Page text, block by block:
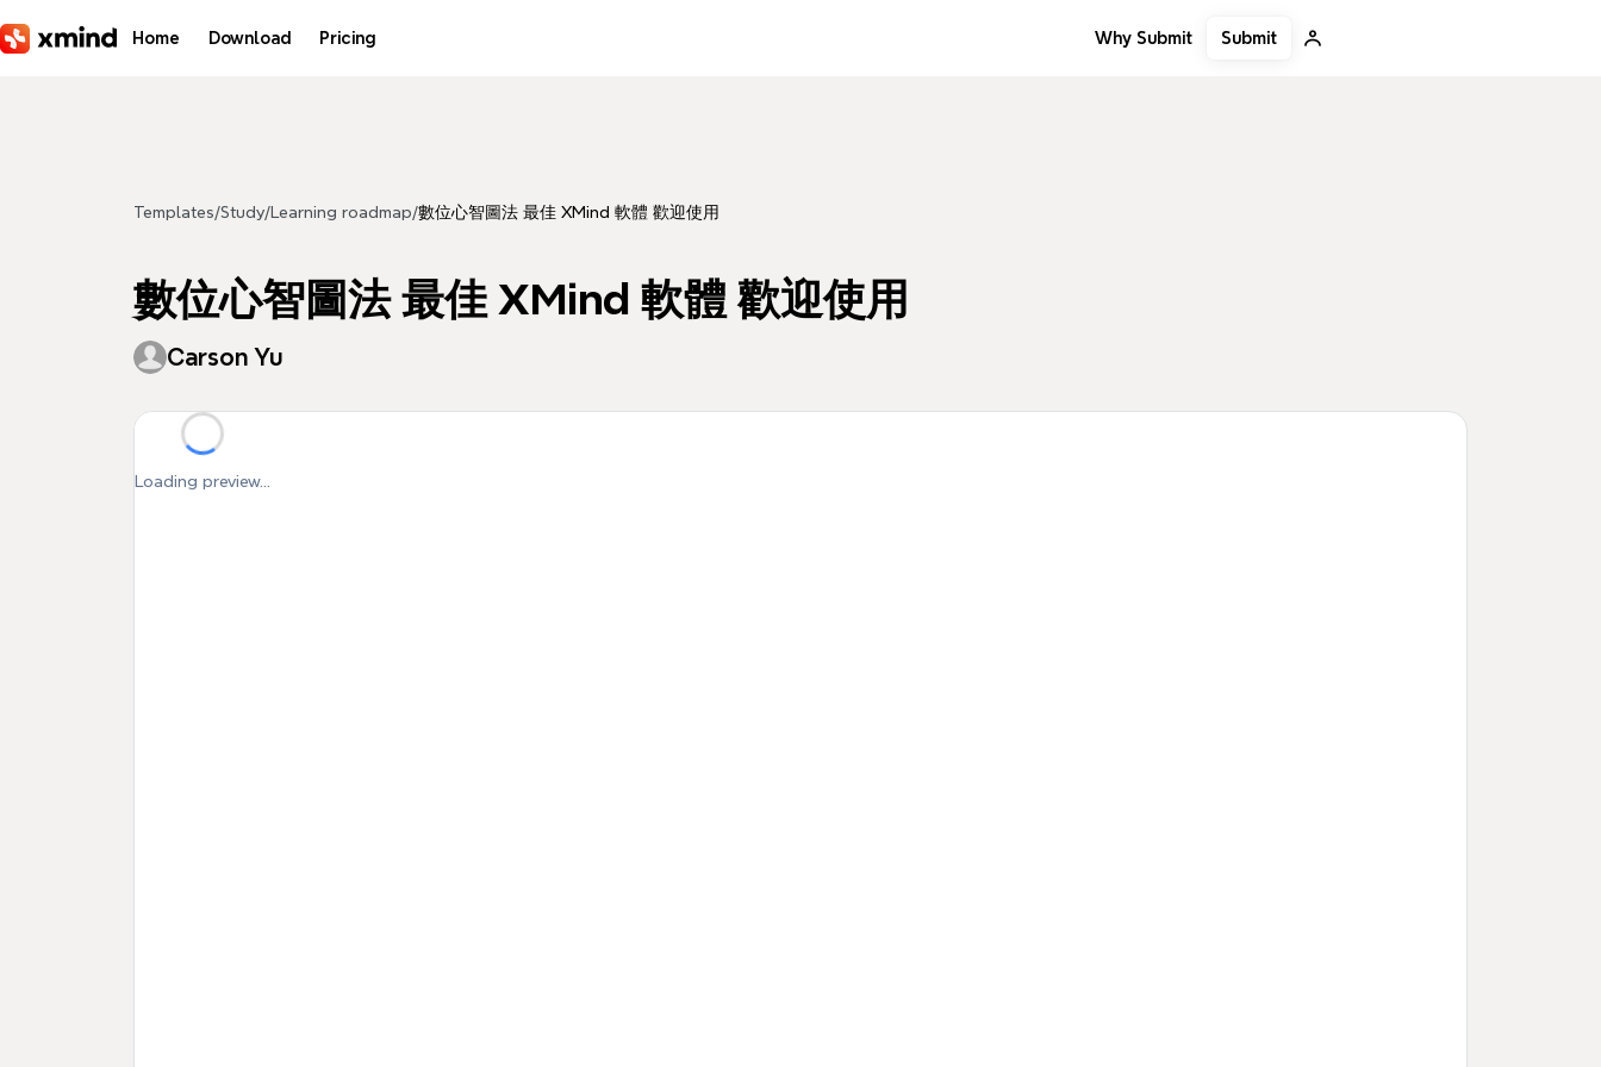
Home Download Pricing Why Submit Submit
Templates/Study/ Learning roadmap/數位心智圖法 最佳 XMind 軟體 歡迎使用
數位心智圖法 最佳 XMind 軟體 歡迎使用
Carson Yu
Loading preview...